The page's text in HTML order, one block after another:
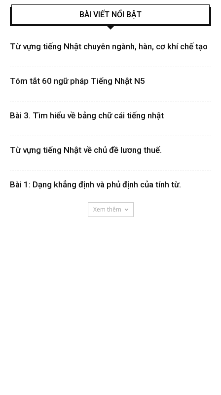
BÀI VIẾT NỔI BẬT
Từ vựng tiếng Nhật chuyên ngành, hàn, cơ khí chế tạo
Tóm tắt 60 ngữ pháp Tiếng Nhật N5
Bài 3. Tìm hiểu về bảng chữ cái tiếng nhật
Từ vựng tiếng Nhật về chủ đề lương thuế.
Bài 1: Dạng khẳng định và phủ định của tính từ.
Xem thêm